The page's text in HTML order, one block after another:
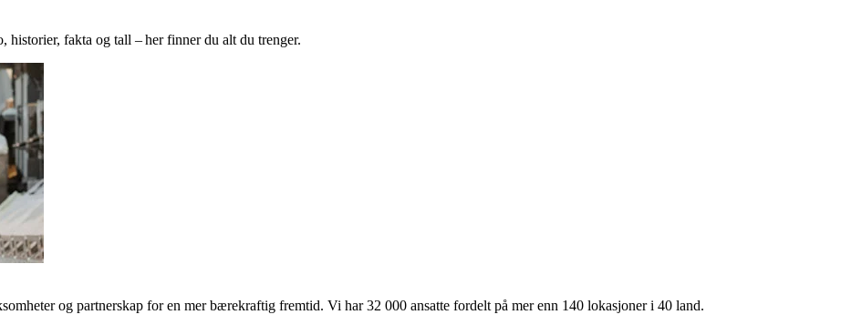
historier, fakta og tall – her finner du alt du trenger.
og partnerskap for en mer bærekraftig fremtid. Vi har 32 000 ansatte fordelt på mer enn 140 lokasjoner i 40 land.